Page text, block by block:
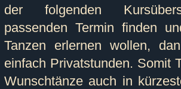
der folgenden
passenden Termin finden
Tanzen erlernen wollen,
einfach Privatstunden. Somit
Wunschtänze auch in